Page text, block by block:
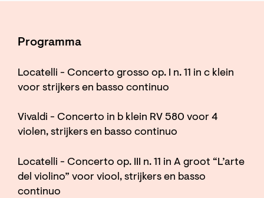
Programma
Locatelli - Concerto grosso op. I n. 11 in c klein
voor strijkers en basso continuo
Vivaldi - Concerto in b klein RV 580 voor 4
violen, strijkers en basso continuo
Locatelli - Concerto op. III n. 11 in A groot “L’arte
del violino” voor viool, strijkers en basso
continuo